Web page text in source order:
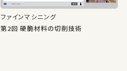
ファインマシニング
第2回 硬脆材料の切削技術